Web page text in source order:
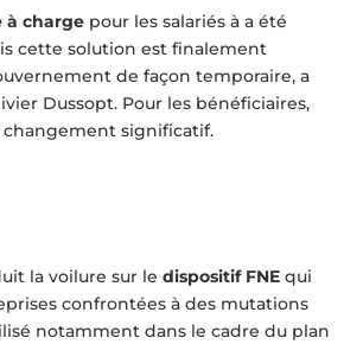
à charge pour les salariés à a été
cette solution est finalement
de façon temporaire, a
Dussopt. Pour les bénéficiaires,
significatif.
la voilure sur le dispositif FNE qui
confrontées à des mutations
notamment dans le cadre du plan